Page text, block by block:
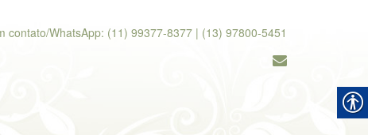
contato/WhatsApp: (11) 99377-8377 | (13) 97800-5451